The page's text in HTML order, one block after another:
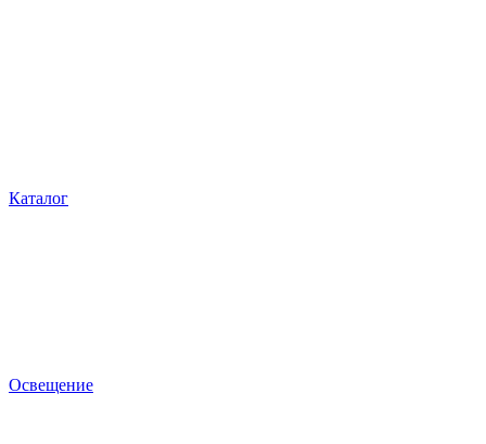
Каталог
Освещение